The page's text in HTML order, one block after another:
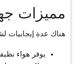
مميزات
هناك عدة إيجابيات
يوفر هواء